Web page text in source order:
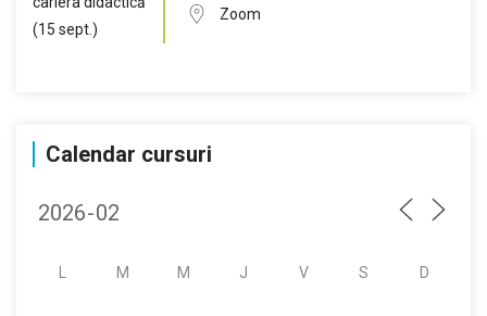
Zoom
Calendar cursuri
M M J V S D